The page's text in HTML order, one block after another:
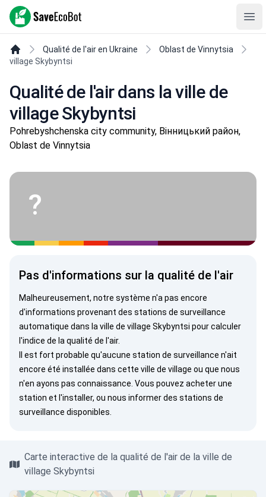
SaveEcoBot
Qualité de l'air en Ukraine
Oblast de Vinnytsia
village Skybyntsi
Qualité de l'air dans la ville de
village Skybyntsi
Pohrebyshchenska city community, Вінницький район,
Oblast de Vinnytsia
?
Pas d'informations sur la qualité de l'air
Malheureusement, notre système n'a pas encore
d'informations provenant des stations de surveillance
automatique dans la ville de village Skybyntsi pour calculer
l'indice de la qualité de l'air.
Il est fort probable qu'aucune station de surveillance n'ait
encore été installée dans cette ville de village ou que nous
n'en ayons pas connaissance. Vous pouvez acheter une
station et l'installer, ou nous informerdes stations de
surveillance disponibles.
Carte interactive de la qualité de l'air de la ville de
village Skybyntsi